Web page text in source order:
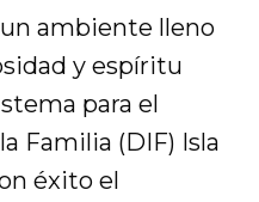
ambiente lleno
y espíritu
para el
Familia (DIF) Isla
éxito el